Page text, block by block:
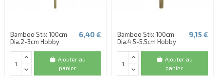
Bamboo Stix 100cm
Dia.2-3cm Hobby
6,40 €
Ajouter au
panier
Bamboo Stix 100cm
Dia.4.5-5.5cm Hobby
9,15 €
Ajouter au
panier